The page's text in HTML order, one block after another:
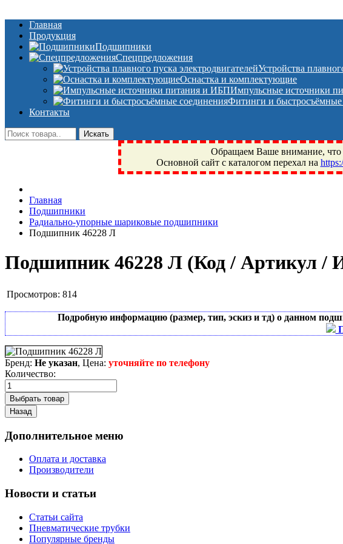
Главная
Продукция
Подшипники
Спецпредложения
Устройства
Оснастка и комплектующие
Импульсные источники
Фитинги и быстросъёмные
Контакты
Обращаем Ваше внимание, что
Основной сайт с каталогом перехал на
Фрязино, Антал+, плюс, Свердловский, Загорянский, Юбилейный, Щелково,
техника, сварочные аппараты, NIS, NSK, JED, KPT, NXZ, ГПЗ, Neutral,
NTN, SKF, купить, заказать
Главная
Подшипники
Радиально-упорные шариковые подшипники
Подшипник 46228 Л
Подшипник 46228 Л (Код / Артикул /
Просмотров: 814
Подробную информацию (размер, тип, эскиз и тд) о данном
Бренд: Не указан, Цена: уточняйте по телефону
Количество:
Дополнительное меню
Оплата и доставка
Производители
Новости и статьи
Статьи сайта
Пневматические трубки
Популярные бренды